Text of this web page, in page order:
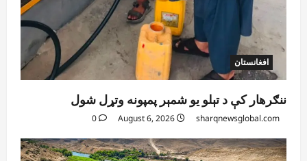
افغانستان
ننګرهار کې د تېلو یو شمېر پمپونه وتړل شول
sharqnewsglobal.com
0